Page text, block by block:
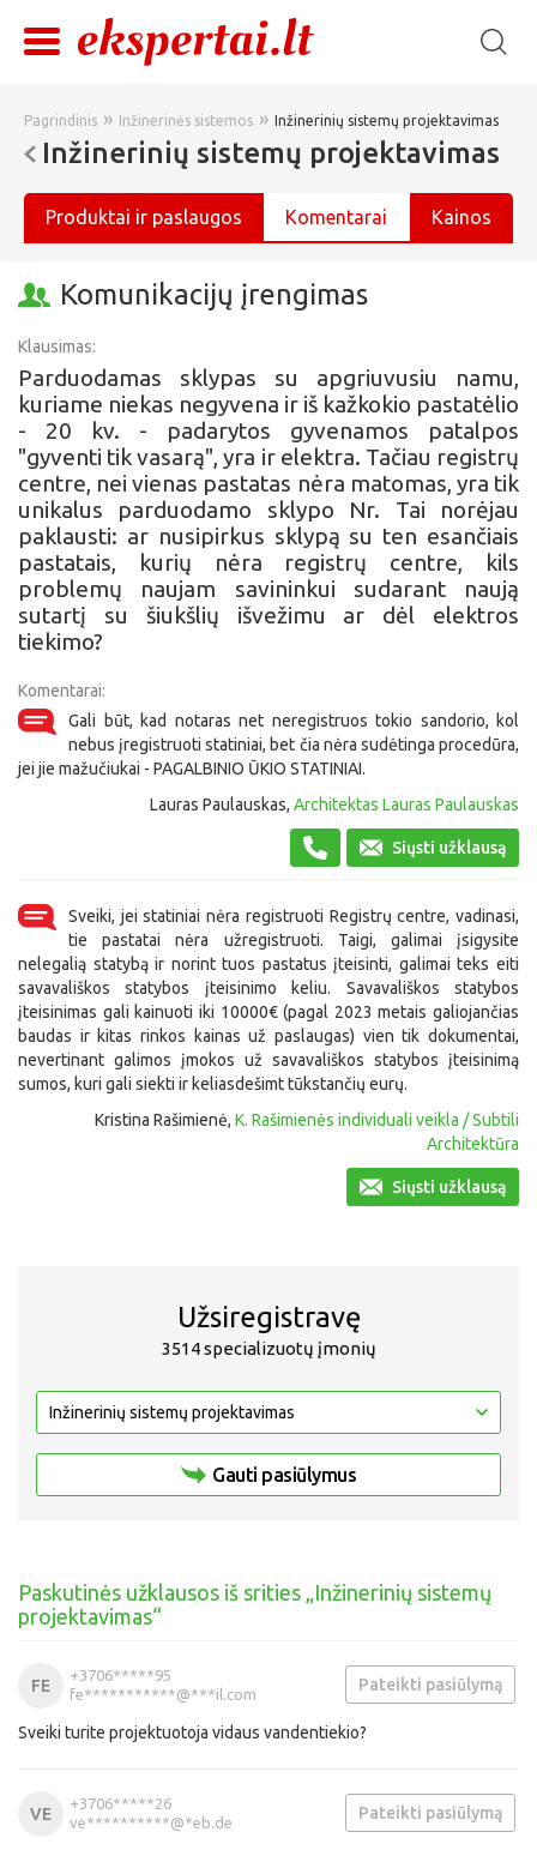
Pagrindinis » Inžinerinės sistemos » Inžinerinių sistemų projektavimas
Inžinerinių sistemų projektavimas
Produktai ir paslaugos Komentarai Kainos
Komunikacijų įrengimas
Klausimas:
Parduodamas sklypas su apgriuvusiu namu,
kuriame niekas negyvena ir iš kažkokio pastatėlio
- 20 kv. - padarytos gyvenamos patalpos
"gyventi tik vasarą", yra ir elektra. Tačiau registrų
centre, nei vienas pastatas nėra matomas, yra tik
unikalus parduodamo sklypo Nr. Tai norėjau
paklausti: ar nusipirkus sklypą su ten esančiais
pastatais, kurių nėra registrų centre, kils
problemų naujam savininkui sudarant naują
sutartį su šiukšlių išvežimu ar dėl elektros
tiekimo?
Komentarai:
Gali būt, kad notaras net neregistruos tokio sandorio, kol
nebus įregistruoti statiniai, bet čia nėra sudėtinga procedūra,
jei jie mažučiukai - PAGALBINIO ŪKIO STATINIAI.
Lauras Paulauskas, Architektas Lauras Paulauskas
Siųsti užklausą
Sveiki, jei statiniai nėra registruoti Registrų centre, vadinasi,
tie pastatai nėra užregistruoti. Taigi, galimai įsigysite
nelegalią statybą ir norint tuos pastatus įteisinti, galimai teks eiti
savavališkos statybos įteisinimo keliu. Savavališkos statybos
įteisinimas gali kainuoti iki 10000€ (pagal 2023 metais galiojančias
baudas ir kitas rinkos kainas už paslaugas) vien tik dokumentai,
nevertinant galimos įmokos už savavališkos statybos įteisinimą
sumos, kuri gali siekti ir keliasdešimt tūkstančių eurų.
Kristina Rašimienė, K. Rašimienės individuali veikla / Subtili
Architektūra
Siųsti užklausą
Užsiregistravę
3514 specializuotų įmonių
Gauti pasiūlymus
Paskutinės užklausos iš srities „Inžinerinių sistemų
projektavimas“
FE
+3706*****95
fe***********@***il.com
Pateikti pasiūlymą
Sveiki turite projektuotoja vidaus vandentiekio?
VE
+3706*****26
ve**********@*eb.de
Pateikti pasiūlymą